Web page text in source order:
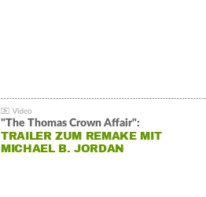
"The Thomas Crown Affair":
TRAILER ZUM REMAKE MIT
MICHAEL B. JORDAN